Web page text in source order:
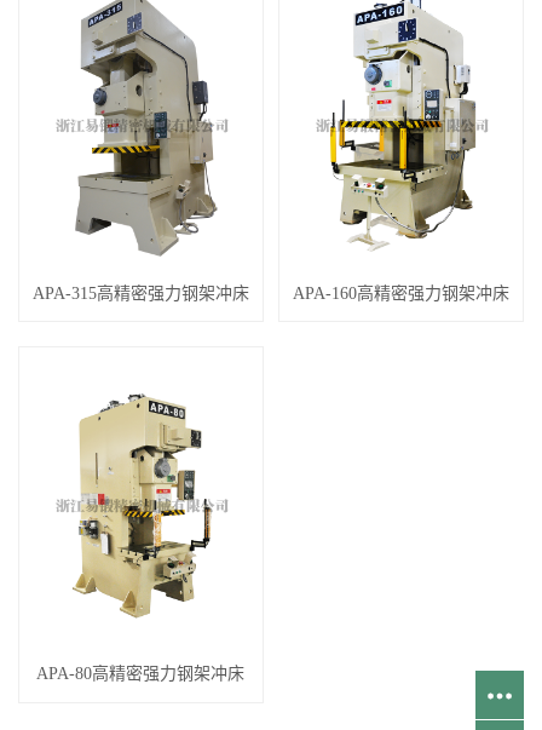
APA-315高精密强力钢架冲床 APA-160高精密强力钢架冲床
APA-80高精密强力钢架冲床